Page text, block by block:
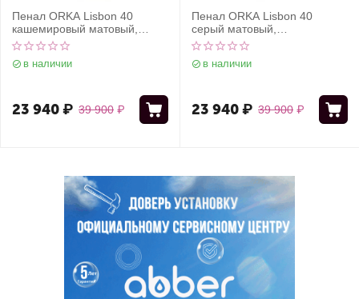
Пенал ORKA Lisbon 40
кашемировый матовый,
универсальный
в наличии
39 900 ₽
23 940₽
Пенал ORKA Lisbon 40
серый матовый,
универсальный
в наличии
39 900 ₽
23 940₽